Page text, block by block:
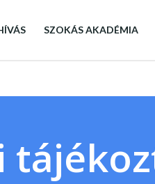
SZOKÁS AKADÉMIA